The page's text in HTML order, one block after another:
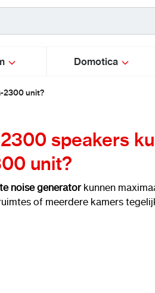
Domotica
2300 unit?
speakers
unit?
noise generatorkunnen
of meerdere kamers